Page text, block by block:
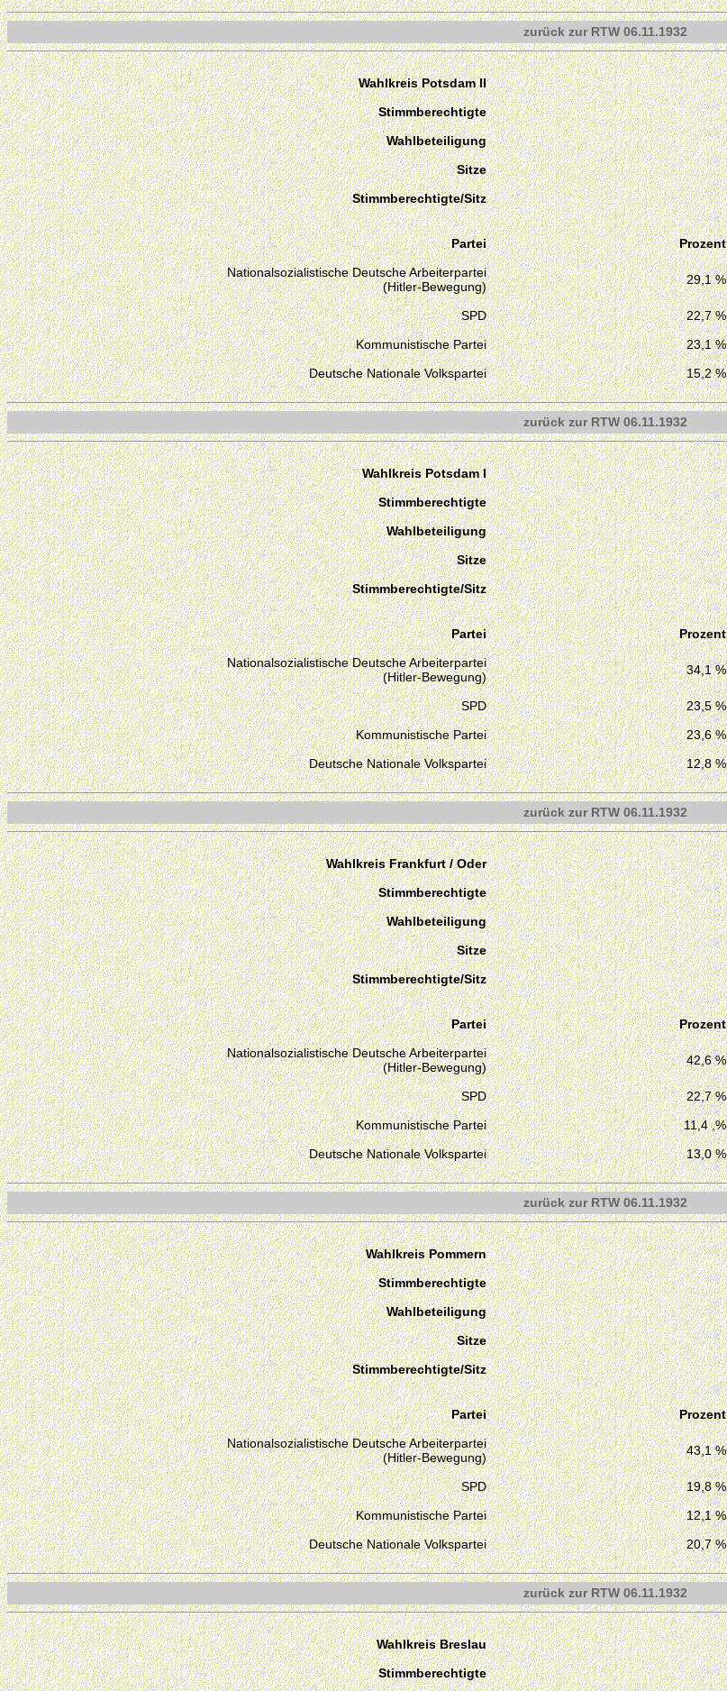
zurück zur RTW 06.11.1932
Wahlkreis Potsdam II
Stimmberechtigte
Wahlbeteiligung
Sitze
Stimmberechtigte/Sitz
Partei Prozent
Nationalsozialistische Deutsche Arbeiterpartei
(Hitler-Bewegung)
29,1 %
SPD 22,7 %
Kommunistische Partei
23,1 %
Deutsche Nationale Volkspartei
15,2 %
zurück zur RTW 06.11.1932
Wahlkreis Potsdam I
Stimmberechtigte
Wahlbeteiligung
Sitze
Stimmberechtigte/Sitz
Partei Prozent
Nationalsozialistische Deutsche Arbeiterpartei
(Hitler-Bewegung)
34,1 %
SPD 23,5 %
Kommunistische Partei
23,6 %
Deutsche Nationale Volkspartei
12,8 %
zurück zur RTW 06.11.1932
Wahlkreis Frankfurt / Oder
Stimmberechtigte
Wahlbeteiligung
Sitze
Stimmberechtigte/Sitz
Partei Prozent
Nationalsozialistische Deutsche Arbeiterpartei
(Hitler-Bewegung)
42,6 %
SPD 22,7 %
Kommunistische Partei
11,4 ,%
Deutsche Nationale Volkspartei
13,0 %
zurück zur RTW 06.11.1932
Wahlkreis Pommern
Stimmberechtigte
Wahlbeteiligung
Sitze
Stimmberechtigte/Sitz
Partei Prozent
Nationalsozialistische Deutsche Arbeiterpartei
(Hitler-Bewegung)
43,1 %
SPD 19,8 %
Kommunistische Partei
12,1 %
Deutsche Nationale Volkspartei
20,7 %
zurück zur RTW 06.11.1932
Wahlkreis Breslau
Stimmberechtigte